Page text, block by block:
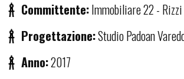
Committente:Immobiliare 22 -
Progettazione:Studio Padoan
Anno:2017